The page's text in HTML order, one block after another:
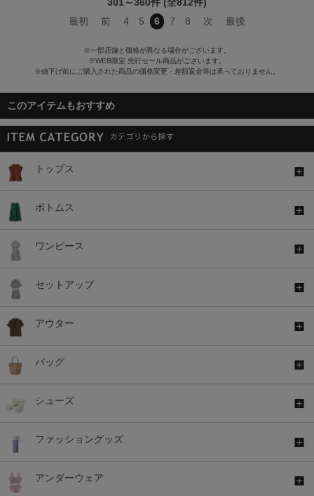
最初
前 4 5 6 7 8 次 最後
※一部店舗と価格が異なる場合がございます。
※WEB限定 先行セール商品がございます。
※値下げ前にご購入された商品の価格変更・差額返金等は承っておりません。
このアイテムもおすすめ
トップス
ボトムス
ワンピース
セットアップ
アウター
バッグ
シューズ
ファッショングッズ
アンダーウェア